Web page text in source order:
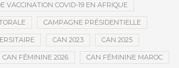
VACCINATION COVID-19 EN AFRIQUE
CAMPAGNE PRÉSIDENTIELLE
CAN 2023 CAN 2025
CAN FÉMININE 2026 CAN FÉMININE MAROC